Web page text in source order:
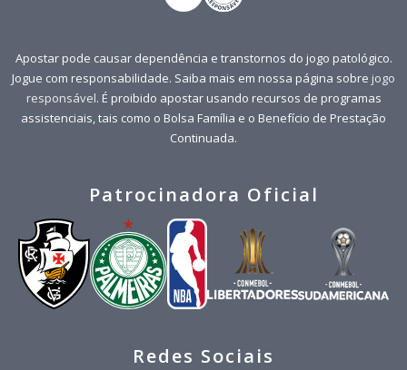
Apostar pode causar dependência e transtornos do jogo patológico.
Jogue com responsabilidade. Saiba mais em nossa página sobre jogo
responsável. É proibido apostar usando recursos de programas
assistenciais, tais como o Bolsa Família e o Benefício de Prestação
Continuada.
Patrocinadora Oficial
Redes Sociais